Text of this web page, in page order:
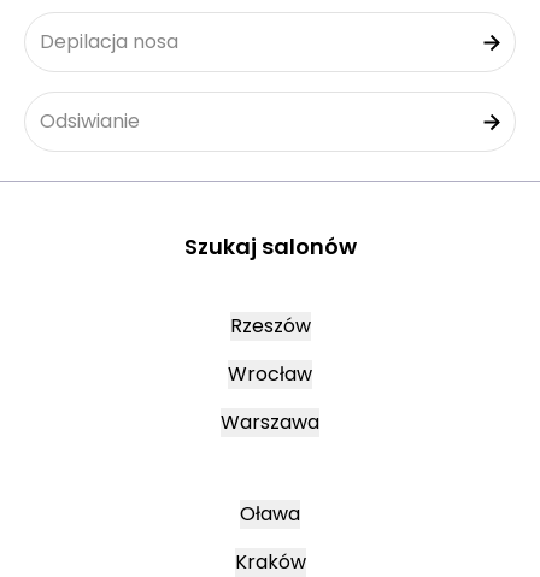
Depilacja nosa
Odsiwianie
Szukaj salonów
Rzeszów
Wrocław
Warszawa
Oława
Kraków